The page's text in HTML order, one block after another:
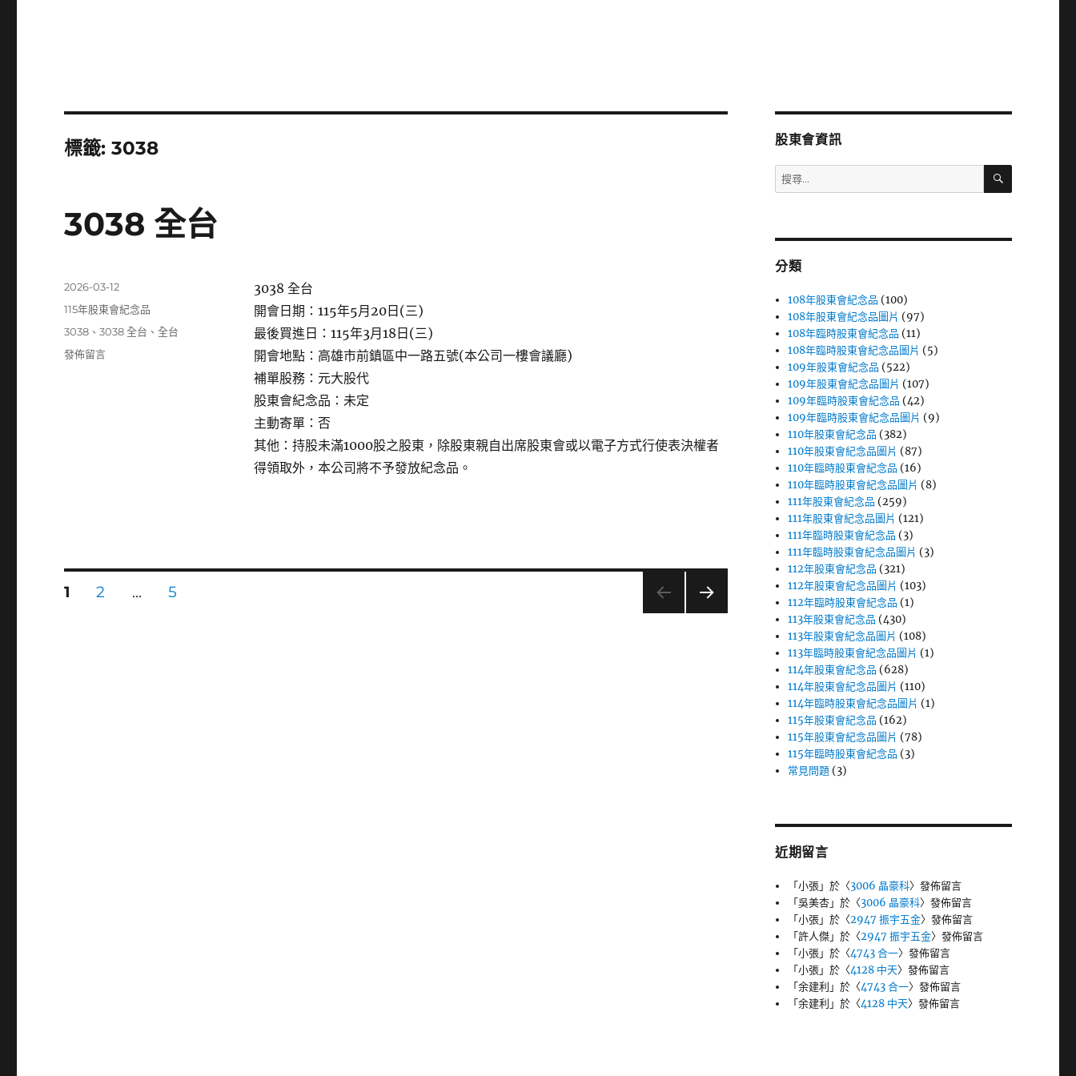
標籤:3038
3038 全台
3038 全台
開會日期：115年5月20日(三)
最後買進日：115年3月18日(三)
開會地點：高雄市前鎮區中一路五號(本公司一樓會議廳)
補單股務：元大股代
股東會紀念品：未定
主動寄單：否
其他：持股未滿1000股之股東，除股東親自出席股東會或以電子方式行使表決權者
得領取外，本公司將不予發放紀念品。
發
期:
2026-03-12
分
115年股東會紀念品
標
籤
3038 、3038 全台 、全台
在
發佈留言
文
頁
1
頁
2 ...
頁
5
股東會資訊
搜
尋
字:
搜
分類
108年股東會紀念品 (100)
108年股東會紀念品圖片 (97)
108年臨時股東會紀念品 (11)
108年臨時股東會紀念品圖片 (5)
109年股東會紀念品 (522)
109年股東會紀念品圖片 (107)
109年臨時股東會紀念品 (42)
109年臨時股東會紀念品圖片 (9)
110年股東會紀念品 (382)
110年股東會紀念品圖片 (87)
110年臨時股東會紀念品 (16)
110年臨時股東會紀念品圖片 (8)
111年股東會紀念品 (259)
111年股東會紀念品圖片 (121)
111年臨時股東會紀念品 (3)
111年臨時股東會紀念品圖片 (3)
112年股東會紀念品 (321)
112年股東會紀念品圖片 (103)
112年臨時股東會紀念品 (1)
113年股東會紀念品 (430)
113年股東會紀念品圖片 (108)
113年臨時股東會紀念品圖片 (1)
114年股東會紀念品 (628)
114年股東會紀念品圖片 (110)
114年臨時股東會紀念品圖片 (1)
115年股東會紀念品 (162)
115年股東會紀念品圖片 (78)
115年臨時股東會紀念品 (3)
常見問題 (3)
近期留言
「小張」於〈3006 晶豪科〉發佈留言
「吳美杏」於〈3006 晶豪科〉發佈留言
「小張」於〈2947 振宇五金〉發佈留言
「許人傑」於〈2947 振宇五金〉發佈留言
「小張」於〈4743 合一〉發佈留言
「小張」於〈4128 中天〉發佈留言
「余建利 」於〈4743 合一〉發佈留言
「余建利 」於〈4128 中天〉發佈留言